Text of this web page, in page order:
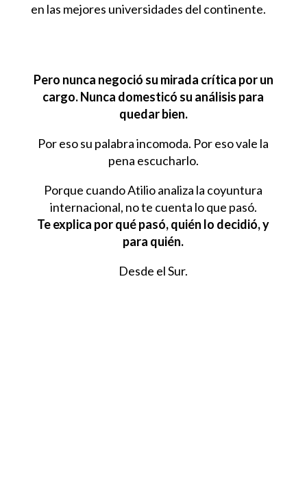
en las mejores universidades del continente.
Pero nunca negoció su mirada crítica por un
cargo. Nunca domesticó su análisis para
quedar bien.
Por eso su palabra incomoda. Por eso vale la
pena escucharlo.
Porque cuando Atilio analiza la coyuntura
internacional, no te cuenta lo que pasó.
Te explica por qué pasó, quién lo decidió, y
para quién.
Desde el Sur.